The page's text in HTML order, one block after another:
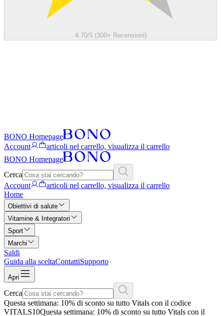
4.70/5 (300+ Recensioni)
BONO Homepage
Account
articoli nel carrello, visualizza il carrello
BONO Homepage
Cerca
Account
articoli nel carrello, visualizza il carrello
Home
Obiettivi di salute
Vitamine & Integratori
Sport
Marchi
Saldi
Guida alla sceltaContattiSupporto
Apri
Cerca
Questa settimana: 10% di sconto su tutto Vitals con il codice
VITALS10Questa settimana: 10% di sconto su tutto Vitals con il